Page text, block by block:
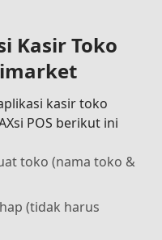
Kasir Toko
kasir toko
POS berikut ini
toko (nama toko &
(tidak harus